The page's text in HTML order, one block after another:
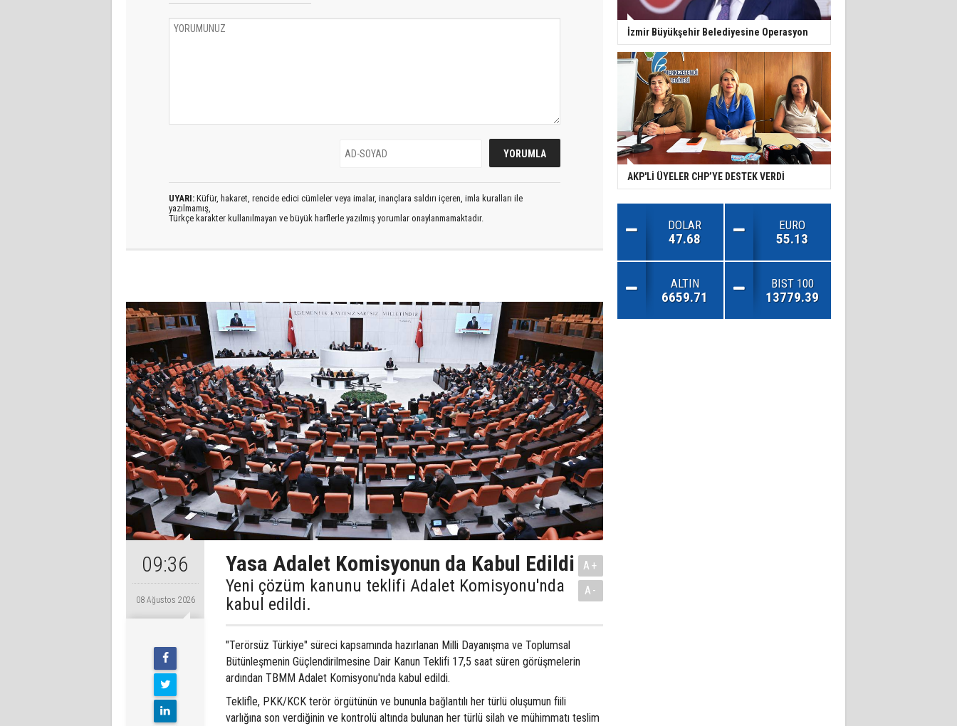
UYARI: Küfür, hakaret, rencide edici cümleler veya imalar, inançlara saldırı içeren, imla kuralları ile
yazılmamış,
Türkçe karakter kullanılmayan ve büyük harflerle yazılmış yorumlar onaylanmamaktadır.
09:36
08 Ağustos 2026
Yasa Adalet Komisyonun da Kabul Edildi
Yeni çözüm kanunu teklifi Adalet Komisyonu'nda
kabul edildi.
A+
A-
"Terörsüz Türkiye" süreci kapsamında hazırlanan Milli Dayanışma ve Toplumsal
Bütünleşmenin Güçlendirilmesine Dair Kanun Teklifi 17,5 saat süren görüşmelerin
ardından TBMM Adalet Komisyonu'nda kabul edildi.
Teklifle, PKK/KCK terör örgütünün ve bununla bağlantılı her türlü oluşumun fiili
varlığına son verdiğinin ve kontrolü altında bulunan her türlü silah ve mühimmatı teslim
İzmir Büyükşehir Belediyesine Operasyon
AKP'Lİ ÜYELER CHP’YE DESTEK VERDİ
DOLAR
47.68
EURO
55.13
ALTIN
6659.71
BIST 100
13779.39